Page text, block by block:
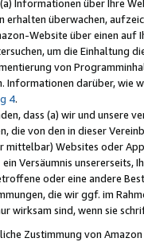
Informationen über Ihre
überwachen,
Website über einen
um die Einhaltung
von
darüber, wie
4.
dass (a) wir und
die von den in dieser
Websites oder
Versäumnis unsererseits,
oder eine andere
die wir ggf. im
wirksam sind, wenn sie
Zustimmung von